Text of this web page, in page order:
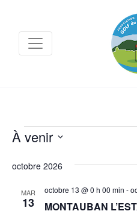
Évènements
À venir
une
date.
octobre 2026
MAR
13 MONTAUBAN
octobre 13 @ 0 h 00 min -